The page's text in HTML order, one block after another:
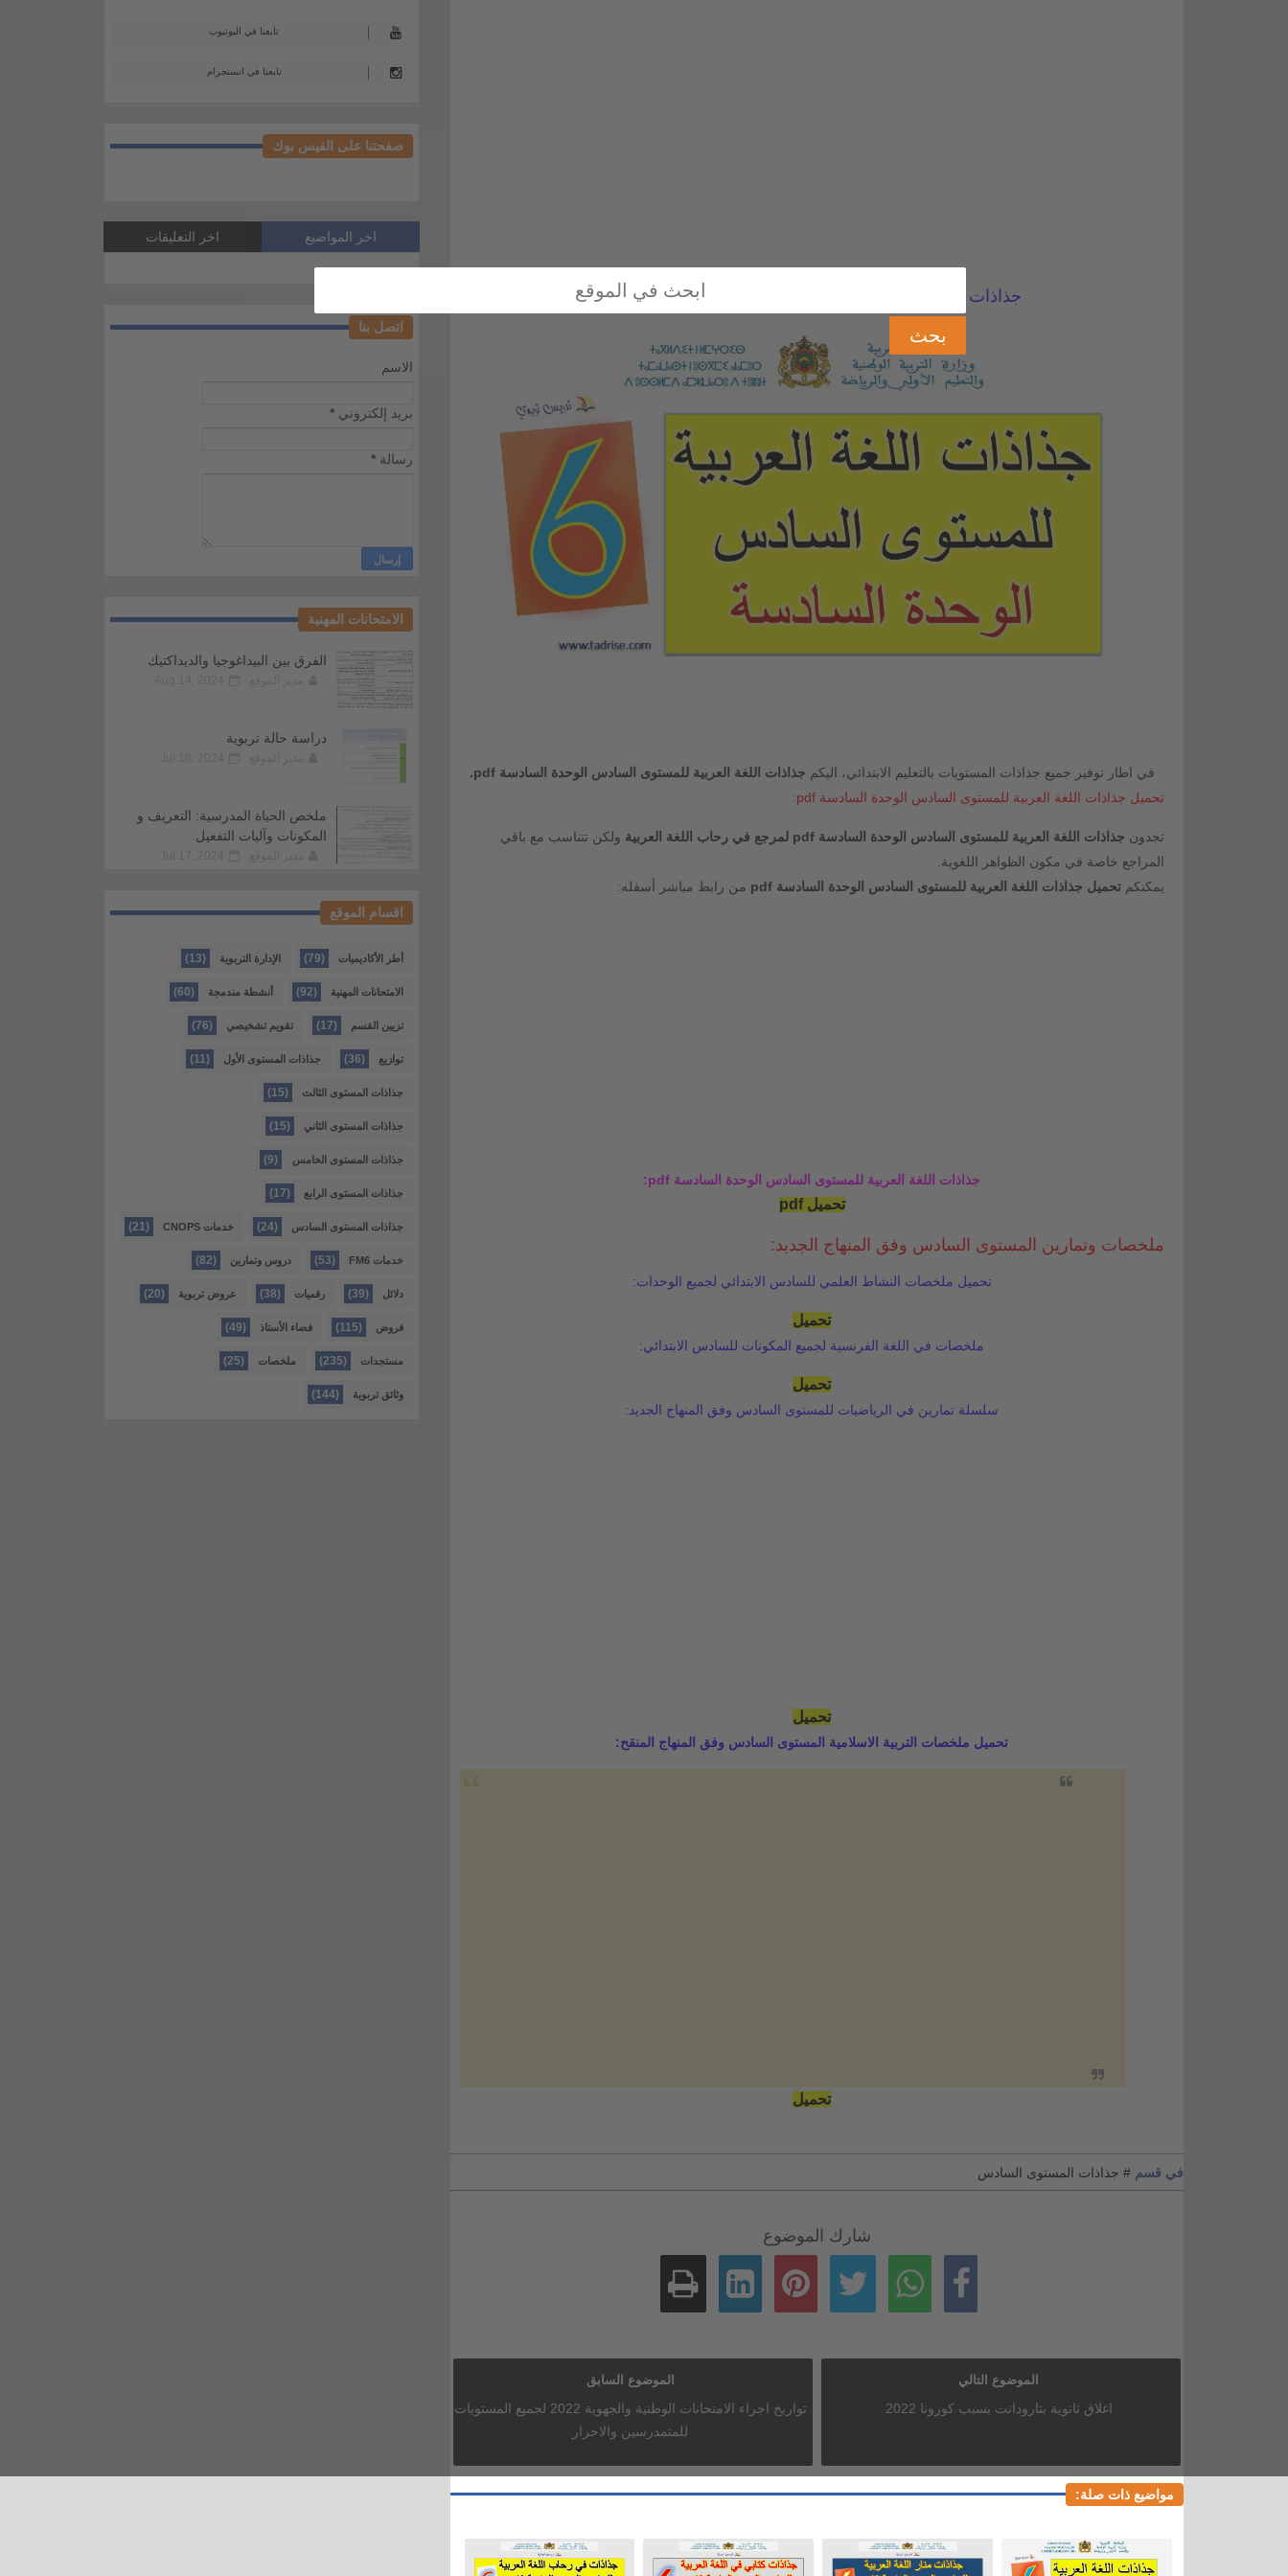
جذاذات اللغة العربية للمستوى السادس الوحدة السادسة pdf
في اطار توفير جميع جذاذات المستويات بالتعليم الابتدائي، اليكم جذاذات اللغة العربية للمستوى السادس الوحدة السادسة pdf.
تحميل جذاذات اللغة العربية للمستوى السادس الوحدة السادسة pdf:
تجدون جذاذات اللغة العربية للمستوى السادس الوحدة السادسة pdf لمرجع في رحاب اللغة العربية
ولكن تتناسب مع باقي
المراجع خاصة في مكون الظواهر اللغوية.
يمكنكم تحميل جذاذات اللغة العربية للمستوى السادس الوحدة السادسة pdf من رابط مباشر أسفله:
جذاذات اللغة العربية للمستوى السادس الوحدة السادسة pdf:
تحميل pdf
ملخصات وتمارين المستوى السادس وفق المنهاج الجديد:
تحميل ملخصات النشاط العلمي للسادس الابتدائي لجميع الوحدات:
تحميل
ملخصات في اللغة الفرنسية لجميع المكونات للسادس الابتدائي:
تحميل
سلسلة تمارين في الرياضيات للمستوى السادس وفق المنهاج الجديد:
تحميل
تحميل ملخصات التربية الاسلامية المستوى السادس وفق المنهاج المنقح:
تحميل
في قسم # جذاذات المستوى السادس
شارك الموضوع
الموضوع التالي
اغلاق ثانوية بتارودانت بسبب كورونا 2022
الموضوع السابق
تواريخ اجراء الامتحانات الوطنية والجهوية 2022 لجميع المستويات
للمتمدرسين والاحرار
مواضيع ذات صلة:
تابعنا في اليوتيوب
تابعنا في انستجرام
صفحتنا على الفيس بوك
اخر المواضيع اخر التعليقات
اتصل بنا
الاسم
بريد إلكتروني *
رسالة *
الامتحانات المهنية
الفرق بين البيداغوجيا والديداكتيك
دراسة حالة تربوية
ملخص الحياة المدرسية: التعريف و
المكونات وآليات التفعيل
اقسام الموقع
أطر الأكاديميات (79) الإدارة التربوية (13)
الامتحانات المهنية (92) أنشطة مندمجة (60)
تزيين القسم (17) تقويم تشخيصي (76)
توازيع (36) جذاذات المستوى الأول (11)
جذاذات المستوى الثالث (15)
جذاذات المستوى الثاني (15)
جذاذات المستوى الخامس (9)
جذاذات المستوى الرابع (17)
جذاذات المستوى السادس (24) خدمات CNOPS (21)
خدمات FM6 (53) دروس وتمارين (82)
دلائل (39) رقميات (38) عروض تربوية (20)
فروض (115) فضاء الأستاذ (49)
مستجدات (235) ملخصات (25)
وثائق تربوية (144)